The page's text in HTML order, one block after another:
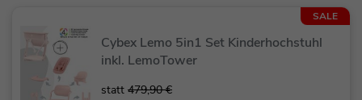
SALE
Cybex Lemo 5in1 Set Kinderhochstuhl
inkl. LemoTower
statt 479,90 €